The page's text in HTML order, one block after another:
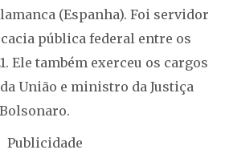
(Espanha). Foi servidor
pública federal entre os
Ele também exerceu os cargos
União e ministro da Justiça
Publicidade